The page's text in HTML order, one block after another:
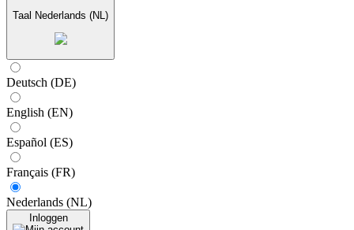
Taal Nederlands (NL)
Deutsch (DE)
English (EN)
Español (ES)
Français (FR)
Nederlands (NL)
Inloggen